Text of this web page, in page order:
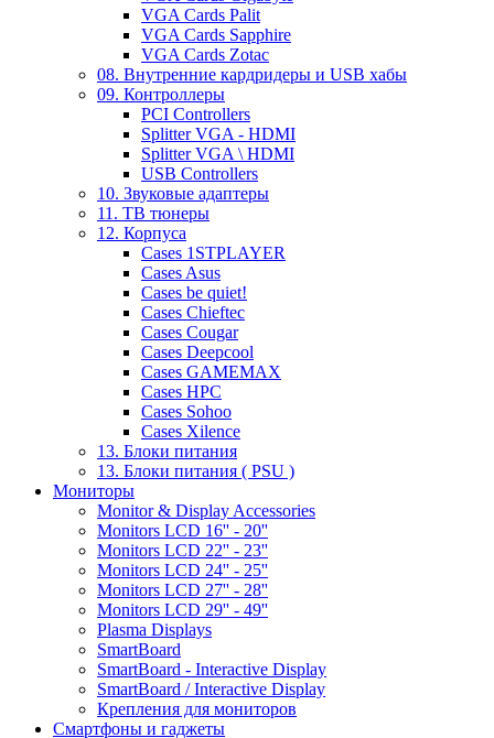
VGA Cards Palit
VGA Cards Sapphire
VGA Cards Zotac
08. Внутренние кардридеры и USB хабы
09. Контроллеры
PCI Controllers
Splitter VGA - HDMI
Splitter VGA \ HDMI
USB Controllers
10. Звуковые адаптеры
11. ТВ тюнеры
12. Корпуса
Cases 1STPLAYER
Cases Asus
Cases be quiet!
Cases Chieftec
Cases Cougar
Cases Deepcool
Cases GAMEMAX
Cases HPC
Cases Sohoo
Cases Xilence
13. Блоки питания
13. Блоки питания ( PSU )
Мониторы
Monitor & Display Accessories
Monitors LCD 16'' - 20''
Monitors LCD 22'' - 23''
Monitors LCD 24'' - 25''
Monitors LCD 27'' - 28''
Monitors LCD 29'' - 49''
Plasma Displays
SmartBoard
SmartBoard - Interactive Display
SmartBoard / Interactive Display
Крепления для мониторов
Смартфоны и гаджеты